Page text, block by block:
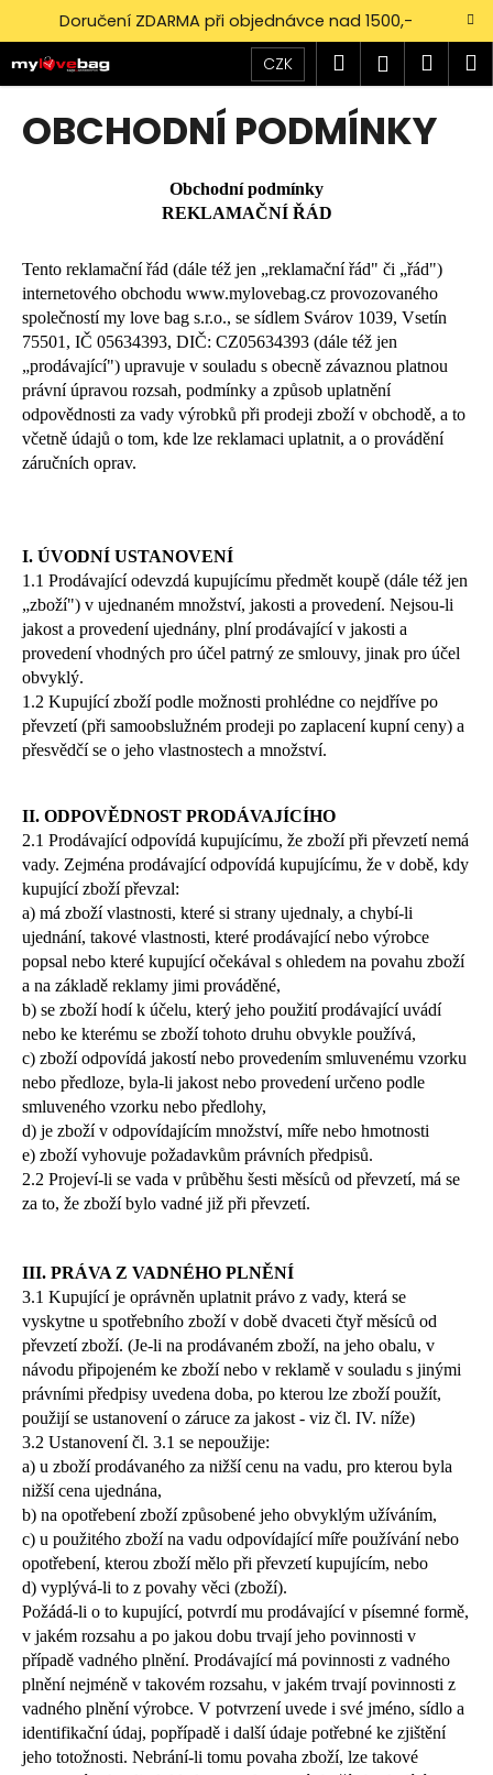
Doručení ZDARMA při objednávce nad 1500,-
CZK
Hledat
OBCHODNÍ PODMÍNKY
Obchodní podmínky
REKLAMAČNÍ ŘÁD
Tento reklamační řád (dále též jen „reklamační řád" či „řád")
internetového obchodu www.mylovebag.cz provozovaného
společností my love bag s.r.o., se sídlem Svárov 1039, Vsetín
75501, IČ 05634393, DIČ: CZ05634393 (dále též jen
„prodávající") upravuje v souladu s obecně závaznou platnou
právní úpravou rozsah, podmínky a způsob uplatnění
odpovědnosti za vady výrobků při prodeji zboží v obchodě, a to
včetně údajů o tom, kde lze reklamaci uplatnit, a o provádění
záručních oprav.
I. ÚVODNÍ USTANOVENÍ
1.1 Prodávající odevzdá kupujícímu předmět koupě (dále též jen
„zboží") v ujednaném množství, jakosti a provedení. Nejsou-li
jakost a provedení ujednány, plní prodávající v jakosti a
provedení vhodných pro účel patrný ze smlouvy, jinak pro účel
obvyklý.
1.2 Kupující zboží podle možnosti prohlédne co nejdříve po
převzetí (při samoobslužném prodeji po zaplacení kupní ceny) a
přesvědčí se o jeho vlastnostech a množství.
II. ODPOVĚDNOST PRODÁVAJÍCÍHO
2.1 Prodávající odpovídá kupujícímu, že zboží při převzetí nemá
vady. Zejména prodávající odpovídá kupujícímu, že v době, kdy
kupující zboží převzal:
a) má zboží vlastnosti, které si strany ujednaly, a chybí-li
ujednání, takové vlastnosti, které prodávající nebo výrobce
popsal nebo které kupující očekával s ohledem na povahu zboží
a na základě reklamy jimi prováděné,
b) se zboží hodí k účelu, který jeho použití prodávající uvádí
nebo ke kterému se zboží tohoto druhu obvykle používá,
c) zboží odpovídá jakostí nebo provedením smluvenému vzorku
nebo předloze, byla-li jakost nebo provedení určeno podle
smluveného vzorku nebo předlohy,
d) je zboží v odpovídajícím množství, míře nebo hmotnosti
e) zboží vyhovuje požadavkům právních předpisů.
2.2 Projeví-li se vada v průběhu šesti měsíců od převzetí, má se
za to, že zboží bylo vadné již při převzetí.
III. PRÁVA Z VADNÉHO PLNĚNÍ
3.1 Kupující je oprávněn uplatnit právo z vady, která se
vyskytne u spotřebního zboží v době dvaceti čtyř měsíců od
převzetí zboží. (Je-li na prodávaném zboží, na jeho obalu, v
návodu připojeném ke zboží nebo v reklamě v souladu s jinými
právními předpisy uvedena doba, po kterou lze zboží použít,
použijí se ustanovení o záruce za jakost - viz čl. IV. níže)
3.2 Ustanovení čl. 3.1 se nepoužije:
a) u zboží prodávaného za nižší cenu na vadu, pro kterou byla
nižší cena ujednána,
b) na opotřebení zboží způsobené jeho obvyklým užíváním,
c) u použitého zboží na vadu odpovídající míře používání nebo
opotřebení, kterou zboží mělo při převzetí kupujícím, nebo
d) vyplývá-li to z povahy věci (zboží).
Požádá-li o to kupující, potvrdí mu prodávající v písemné formě,
v jakém rozsahu a po jakou dobu trvají jeho povinnosti v
případě vadného plnění. Prodávající má povinnosti z vadného
plnění nejméně v takovém rozsahu, v jakém trvají povinnosti z
vadného plnění výrobce. V potvrzení uvede i své jméno, sídlo a
identifikační údaj, popřípadě i další údaje potřebné ke zjištění
jeho totožnosti. Nebrání-li tomu povaha zboží, lze takové
o
š
í
Zpět
Zpět
C
o
ř
e
b
u
j
e
t
e
j
í
t
?
HLEDAT
D
o
p
o
r
u
č
u
j
e
m
e